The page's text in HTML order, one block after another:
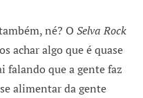
né? OSelva Rock
achar algo que é quase
falando que a gente faz
alimentar da gente